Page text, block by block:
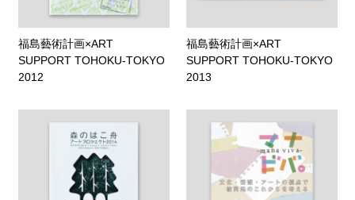
福島藝術計画×ART
SUPPORT TOHOKU-TOKYO
2012
福島藝術計画×ART
SUPPORT TOHOKU-TOKYO
2013